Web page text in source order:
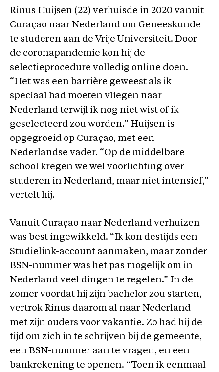
Rinus Huijsen (22) verhuisde in 2020 vanuit
Curaçao naar Nederland om Geneeskunde
te studeren aan de Vrije Universiteit. Door
de coronapandemie kon hij de
selectieprocedure volledig online doen.
“Het was een barrière geweest als ik
speciaal had moeten vliegen naar
Nederland terwijl ik nog niet wist of ik
geselecteerd zou worden.” Huijsen is
opgegroeid op Curaçao, met een
Nederlandse vader. “Op de middelbare
school kregen we wel voorlichting over
studeren in Nederland, maar niet intensief,”
vertelt hij.
Vanuit Curaçao naar Nederland verhuizen
was best ingewikkeld. “Ik kon destijds een
Studielink-account aanmaken, maar zonder
BSN-nummer was het pas mogelijk om in
Nederland veel dingen te regelen.” In de
zomer voordat hij zijn bachelor zou starten,
vertrok Rinus daarom al naar Nederland
met zijn ouders voor vakantie. Zo had hij de
tijd om zich in te schrijven bij de gemeente,
een BSN-nummer aan te vragen, en een
bankrekening te openen. “Toen ik eenmaal